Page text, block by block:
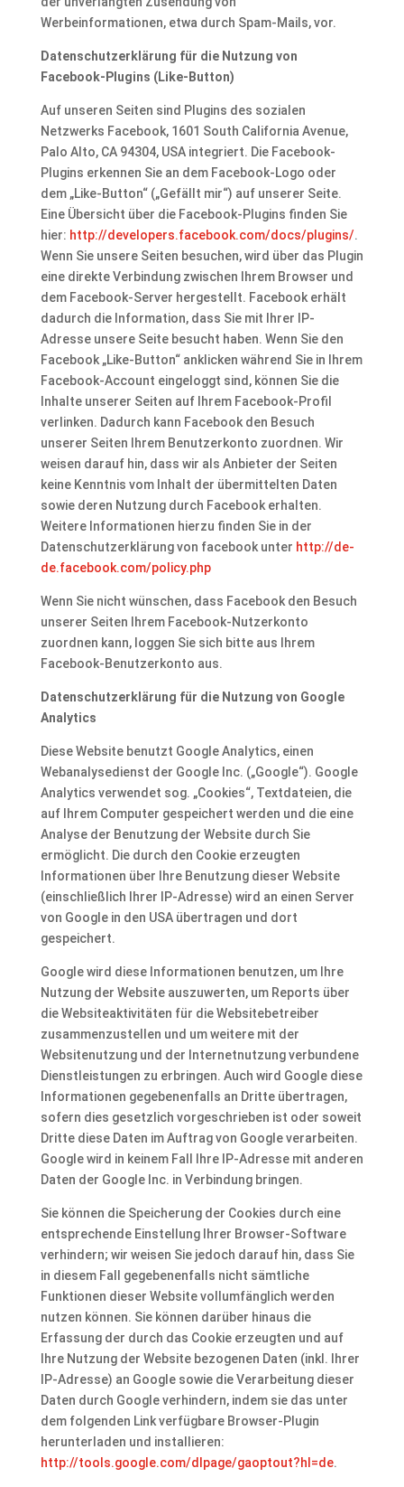
Werbeinformationen, etwa durch Spam-Mails, vor.
Datenschutzerklärung für die Nutzung von
Facebook-Plugins (Like-Button)
Auf unseren Seiten sind Plugins des sozialen
Netzwerks Facebook, 1601 South California Avenue,
Palo Alto, CA 94304, USA integriert. Die Facebook-
Plugins erkennen Sie an dem Facebook-Logo oder
dem „Like-Button“ („Gefällt mir“) auf unserer Seite.
Eine Übersicht über die Facebook-Plugins finden Sie
hier: http://developers.facebook.com/docs/plugins/.
Wenn Sie unsere Seiten besuchen, wird über das Plugin
eine direkte Verbindung zwischen Ihrem Browser und
dem Facebook-Server hergestellt. Facebook erhält
dadurch die Information, dass Sie mit Ihrer IP-
Adresse unsere Seite besucht haben. Wenn Sie den
Facebook „Like-Button“ anklicken während Sie in Ihrem
Facebook-Account eingeloggt sind, können Sie die
Inhalte unserer Seiten auf Ihrem Facebook-Profil
verlinken. Dadurch kann Facebook den Besuch
unserer Seiten Ihrem Benutzerkonto zuordnen. Wir
weisen darauf hin, dass wir als Anbieter der Seiten
keine Kenntnis vom Inhalt der übermittelten Daten
sowie deren Nutzung durch Facebook erhalten.
Weitere Informationen hierzu finden Sie in der
Datenschutzerklärung von facebook unter http://de-
de.facebook.com/policy.php
Wenn Sie nicht wünschen, dass Facebook den Besuch
unserer Seiten Ihrem Facebook-Nutzerkonto
zuordnen kann, loggen Sie sich bitte aus Ihrem
Facebook-Benutzerkonto aus.
Datenschutzerklärung für die Nutzung von Google
Analytics
Diese Website benutzt Google Analytics, einen
Webanalysedienst der Google Inc. („Google“). Google
Analytics verwendet sog. „Cookies“, Textdateien, die
auf Ihrem Computer gespeichert werden und die eine
Analyse der Benutzung der Website durch Sie
ermöglicht. Die durch den Cookie erzeugten
Informationen über Ihre Benutzung dieser Website
(einschließlich Ihrer IP-Adresse) wird an einen Server
von Google in den USA übertragen und dort
gespeichert.
Google wird diese Informationen benutzen, um Ihre
Nutzung der Website auszuwerten, um Reports über
die Websiteaktivitäten für die Websitebetreiber
zusammenzustellen und um weitere mit der
Websitenutzung und der Internetnutzung verbundene
Dienstleistungen zu erbringen. Auch wird Google diese
Informationen gegebenenfalls an Dritte übertragen,
sofern dies gesetzlich vorgeschrieben ist oder soweit
Dritte diese Daten im Auftrag von Google verarbeiten.
Google wird in keinem Fall Ihre IP-Adresse mit anderen
Daten der Google Inc. in Verbindung bringen.
Sie können die Speicherung der Cookies durch eine
entsprechende Einstellung Ihrer Browser-Software
verhindern; wir weisen Sie jedoch darauf hin, dass Sie
in diesem Fall gegebenenfalls nicht sämtliche
Funktionen dieser Website vollumfänglich werden
nutzen können. Sie können darüber hinaus die
Erfassung der durch das Cookie erzeugten und auf
Ihre Nutzung der Website bezogenen Daten (inkl. Ihrer
IP-Adresse) an Google sowie die Verarbeitung dieser
Daten durch Google verhindern, indem sie das unter
dem folgenden Link verfügbare Browser-Plugin
herunterladen und installieren:
http://tools.google.com/dlpage/gaoptout?hl=de.